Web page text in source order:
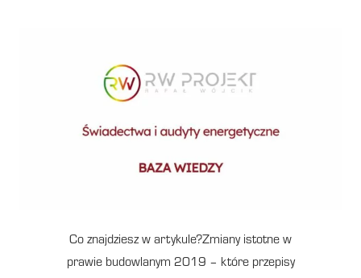
Co znajdziesz w artykule?Zmiany istotne w
prawie budowlanym 2019 – które przepisy